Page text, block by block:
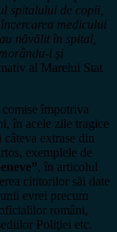
spitalului de copii,
medicului
năvălit în spital,
i şi
al Marelui Stat
împotriva
în acele zile tragice
extrase din
exemplele de
, în articolul
cititorilor săi date
evrei precum
români,
Poliţiei etc.